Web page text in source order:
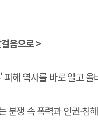
음으로 >
해 역사를 바로 알고 올
분쟁 속 폭력과 인권·침